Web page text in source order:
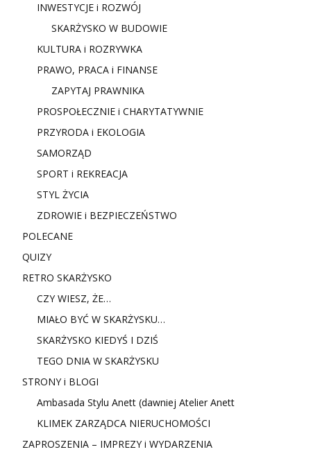
INWESTYCJE i ROZWÓJ
SKARŻYSKO W BUDOWIE
KULTURA i ROZRYWKA
PRAWO, PRACA i FINANSE
ZAPYTAJ PRAWNIKA
PROSPOŁECZNIE i CHARYTATYWNIE
PRZYRODA i EKOLOGIA
SAMORZĄD
SPORT i REKREACJA
STYL ŻYCIA
ZDROWIE i BEZPIECZEŃSTWO
POLECANE
QUIZY
RETRO SKARŻYSKO
CZY WIESZ, ŻE…
MIAŁO BYĆ W SKARŻYSKU…
SKARŻYSKO KIEDYŚ I DZIŚ
TEGO DNIA W SKARŻYSKU
STRONY i BLOGI
Ambasada Stylu Anett (dawniej Atelier Anett
KLIMEK ZARZĄDCA NIERUCHOMOŚCI
ZAPROSZENIA – IMPREZY i WYDARZENIA